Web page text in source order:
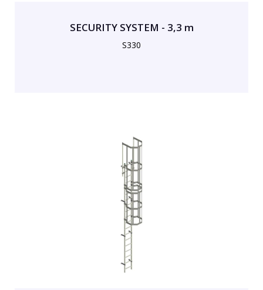
SECURITY SYSTEM - 3,3 m
S330